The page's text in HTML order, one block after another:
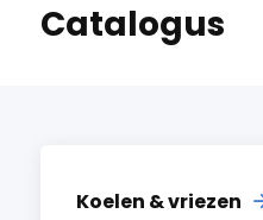
Catalogus
Koelen & vriezen